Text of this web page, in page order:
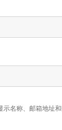
名称、邮箱地址